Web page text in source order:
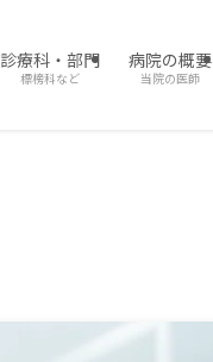
診療科・部門
標榜科など
病院の概要
当院の医師